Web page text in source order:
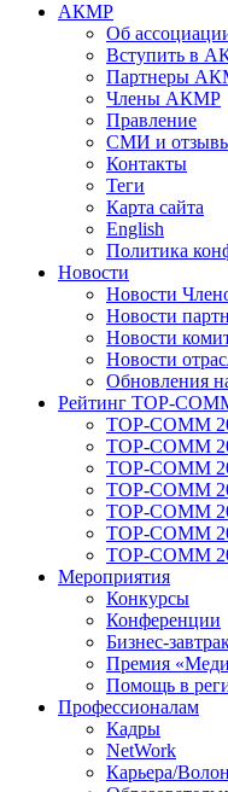
АКМР
Об
Вступить в
Партнеры
Члены АКМР
Правление
СМИ и
Контакты
Теги
Карта сайта
English
Политика
Новости
Новости
Новости
Новости
Новости
Обновления
Рейтинг TOP-
TOP-COMM
TOP-COMM
TOP-COMM
TOP-COMM
TOP-COMM
TOP-COMM
TOP-COMM
Мероприятия
Конкурсы
Конференции
Бизнес-
Премия
Помощь в
Профессионалам
Кадры
NetWork
Карьера/